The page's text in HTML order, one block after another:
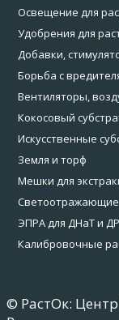
Освещение для
Удобрения для
Добавки,
Борьба с
Вентиляторы,
Кокосовый
Искусственные
Земля и торф
Мешки для
ЭПРА для ДНаТ и
Калибровочные
© РастОк: